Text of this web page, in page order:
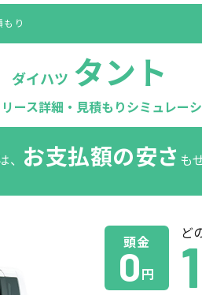
り
ダイハツ タント
ース詳細・見積もりシミュレー
お支払額の安さ も
頭金
0円
ど